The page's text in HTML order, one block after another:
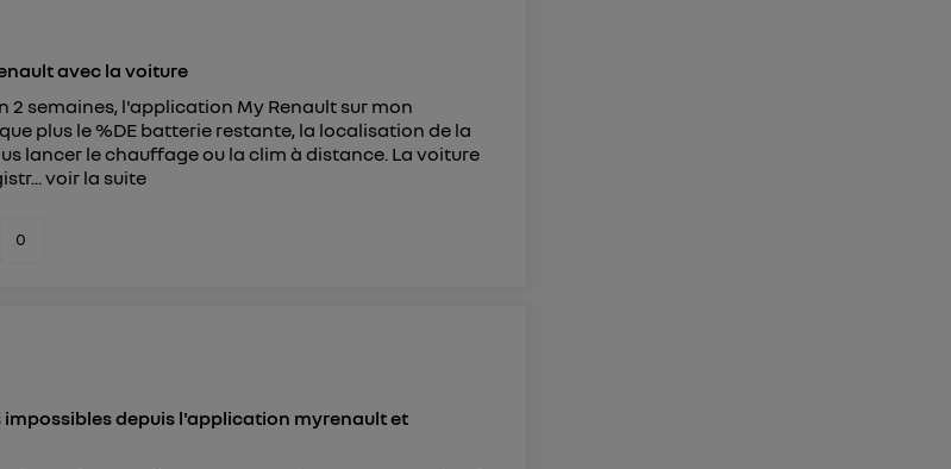
avec la voiture
2 semaines, l'application My Renault sur mon
plus le %DE batterie restante, la localisation de la
lancer le chauffage ou la clim à distance. La voiture
voir la suite
0
impossibles depuis l'application myrenault et